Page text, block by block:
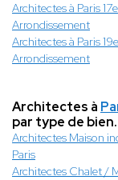
Architectes à Paris 17e
Arrondissement
Architectes à Paris 19e
Arrondissement
Architectes à
par type de bien.
Architectes Maison
Paris
Architectes Chalet /